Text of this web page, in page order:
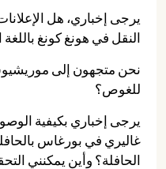
يرجى إخباري، هل
النقل في هونغ كونغ باللغة
نحن متجهون إلى
للغوص؟
يرجى إخباري بكيفية
غاليري في بورغاس
الحافلة؟ وأين يمكنني